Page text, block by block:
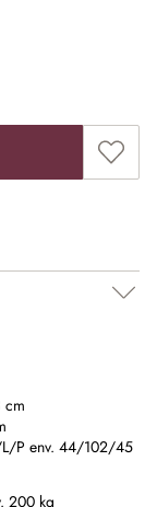
souhaitée ou
P env. 44/102/45
200 kg